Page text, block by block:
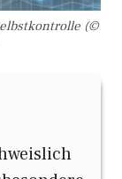
(©